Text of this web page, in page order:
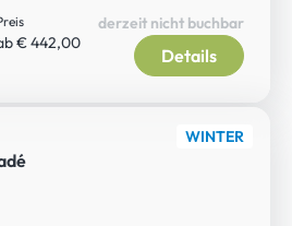
€ 442,00
Details
derzeit nicht buchbar
WINTER